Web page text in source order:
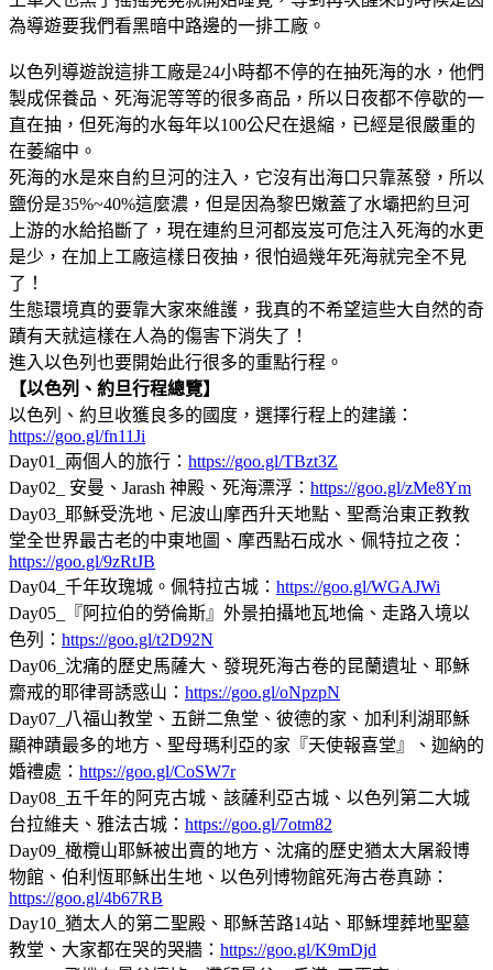
為導遊要我們看黑暗中路邊的一排工廠。
以色列導遊說這排工廠是24小時都不停的在抽死海的水，他們
製成保養品、死海泥等等的很多商品，所以日夜都不停歇的一
直在抽，但死海的水每年以100公尺在退縮，已經是很嚴重的
在萎縮中。
死海的水是來自約旦河的注入，它沒有出海口只靠蒸發，所以
鹽份是35%~40%這麼濃，但是因為黎巴嫩蓋了水壩把約旦河
上游的水給掐斷了，現在連約旦河都岌岌可危注入死海的水更
是少，在加上工廠這樣日夜抽，很怕過幾年死海就完全不見
了！
生態環境真的要靠大家來維護，我真的不希望這些大自然的奇
蹟有天就這樣在人為的傷害下消失了！
進入以色列也要開始此行很多的重點行程。
【以色列、約旦行程總覽】
以色列、約旦收獲良多的國度，選擇行程上的建議：
https://goo.gl/fn11Ji
Day01_兩個人的旅行： https://goo.gl/TBzt3Z
Day02_ 安曼、Jarash 神殿、死海漂浮： https://goo.gl/zMe8Ym
Day03_耶穌受洗地、尼波山摩西升天地點、聖喬治東正教教
堂全世界最古老的中東地圖、摩西點石成水、佩特拉之夜：
https://goo.gl/9zRtJB
Day04_千年玫瑰城。佩特拉古城： https://goo.gl/WGAJWi
Day05_『阿拉伯的勞倫斯』外景拍攝地瓦地倫、走路入境以
色列： https://goo.gl/t2D92N
Day06_沈痛的歷史馬薩大、發現死海古卷的昆蘭遺址、耶穌
齋戒的耶律哥誘惑山： https://goo.gl/oNpzpN
Day07_八福山教堂、五餅二魚堂、彼德的家、加利利湖耶穌
顯神蹟最多的地方、聖母瑪利亞的家『天使報喜堂』、迦納的
婚禮處： https://goo.gl/CoSW7r
Day08_五千年的阿克古城、該薩利亞古城、以色列第二大城
台拉維夫、雅法古城： https://goo.gl/7otm82
Day09_橄欖山耶穌被出賣的地方、沈痛的歷史猶太大屠殺博
物館、伯利恆耶穌出生地、以色列博物館死海古卷真跡：
https://goo.gl/4b67RB
Day10_猶太人的第二聖殿、耶穌苦路14站、耶穌埋葬地聖墓
教堂、大家都在哭的哭牆： https://goo.gl/K9mDjd